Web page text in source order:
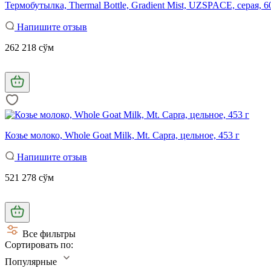
Термобутылка, Thermal Bottle, Gradient Mist, UZSPACE, серая,
Напишите отзыв
262 218 сўм
Козье молоко, Whole Goat Milk, Mt. Capra, цельное, 453 г
Напишите отзыв
521 278 сўм
Все фильтры
Сортировать по:
Популярные